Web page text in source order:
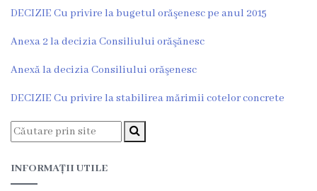
Rapoartele
investiționale
DECIZIE Cu privire la bugetul orăşenesc pe anul 2015
Anexa 2 la decizia Consiliului orăşănesc
Anexă la decizia Consiliului orăşenesc
DECIZIE Cu privire la stabilirea mărimii cotelor concrete
INFORMAȚII UTILE